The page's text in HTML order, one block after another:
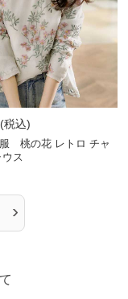
(税込)
桃の花 レトロ チャ
ス
›